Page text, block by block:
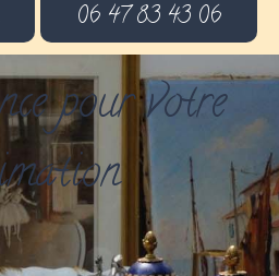
06 47 83 43 06
pour votre